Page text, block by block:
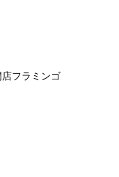
フラミンゴ